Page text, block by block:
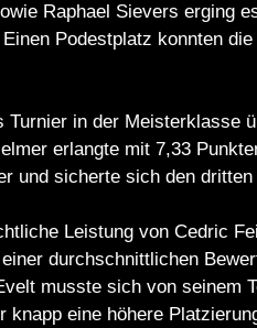
Raphael Sievers erging
Podestplatz konnten
in der Meisterklasse
erlangte mit 7,33
und sicherte sich den dritten
Leistung von Cedric
durchschnittlichen
musste sich von seinem
knapp eine höhere